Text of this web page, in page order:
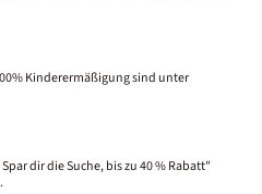
Kinderermäßigung sind unter
dir die Suche, bis zu 40 % Rabatt"